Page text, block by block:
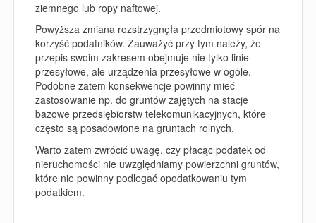
ziemnego lub ropy naftowej.
Powyższa zmiana rozstrzygnęła przedmiotowy spór na
korzyść podatników. Zauważyć przy tym należy, że
przepis swoim zakresem obejmuje nie tylko linie
przesyłowe, ale urządzenia przesyłowe w ogóle.
Podobne zatem konsekwencje powinny mieć
zastosowanie np. do gruntów zajętych na stacje
bazowe przedsiębiorstw telekomunikacyjnych, które
często są posadowione na gruntach rolnych.
Warto zatem zwrócić uwagę, czy płacąc podatek od
nieruchomości nie uwzględniamy powierzchni gruntów,
które nie powinny podlegać opodatkowaniu tym
podatkiem.